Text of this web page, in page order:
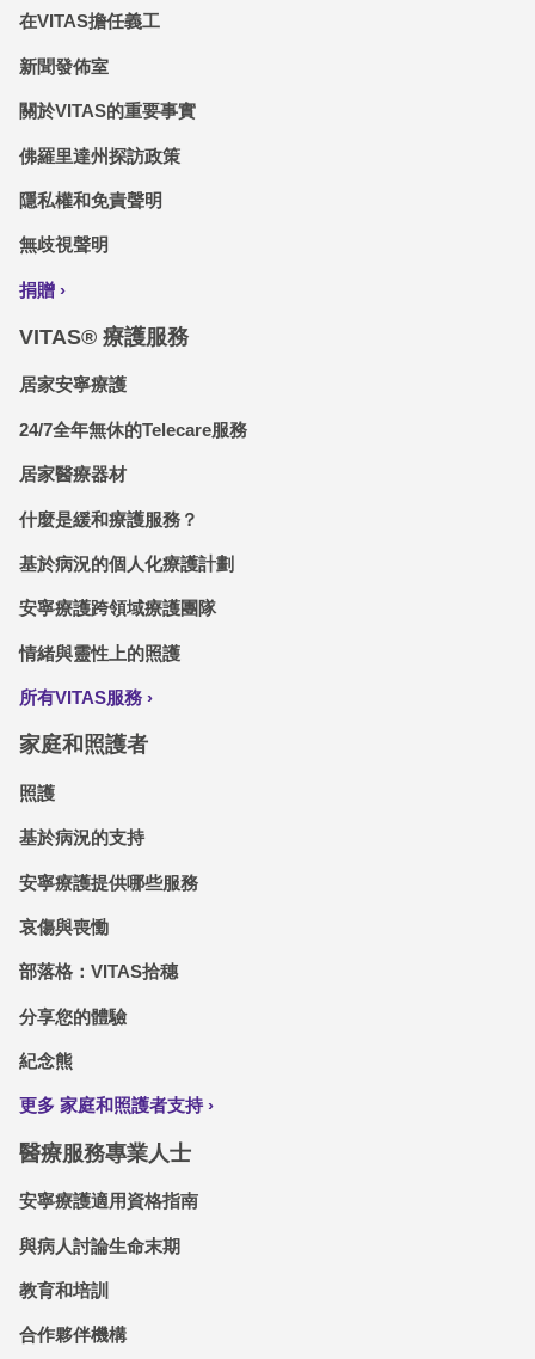
在VITAS擔任義工
新聞發佈室
關於VITAS的重要事實
佛羅里達州探訪政策
隱私權和免責聲明
無歧視聲明
捐贈
VITAS® 療護服務
居家安寧療護
24/7全年無休的Telecare服務
居家醫療器材
什麼是緩和療護服務？
基於病況的個人化療護計劃
安寧療護跨領域療護團隊
情緒與靈性上的照護
所有VITAS服務
家庭和照護者
照護
基於病況的支持
安寧療護提供哪些服務
哀傷與喪慟
部落格：VITAS拾穗
分享您的體驗
紀念熊
更多 家庭和照護者支持
醫療服務專業人士
安寧療護適用資格指南
與病人討論生命末期
教育和培訓
合作夥伴機構